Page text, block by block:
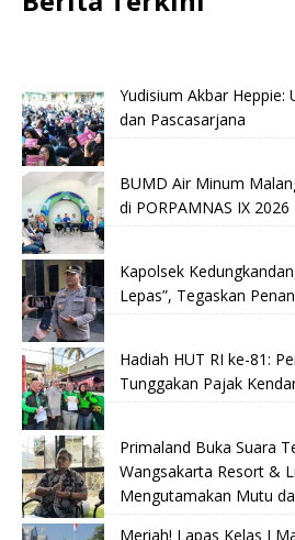
Yudisium Akbar Heppie:
dan Pascasarjana
BUMD Air Minum
di PORPAMNAS IX 2026
Kapolsek
Lepas”, Tegaskan
Hadiah HUT RI ke-81:
Tunggakan Pajak
Primaland Buka Suara
Wangsakarta Resort &
Mengutamakan Mutu
Meriah! Lapas Kelas I